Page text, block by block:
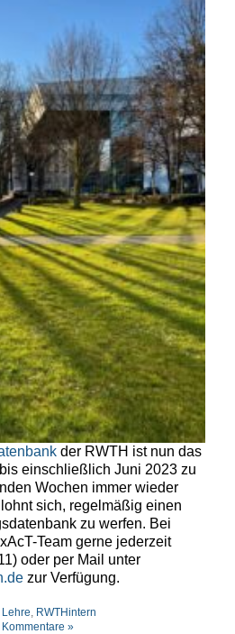
der RWTH ist nun das
einschließlich Juni 2023 zu
Wochen immer wieder
sich, regelmäßig einen
zu werfen. Bei
Team gerne jederzeit
oder per Mail unter
zur Verfügung.
Lehre RWTHintern
»